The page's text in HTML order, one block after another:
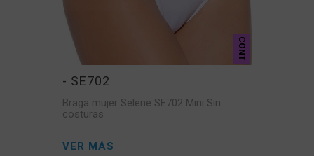
CONT
- SE702
Braga mujer Selene SE702 Mini Sin
costuras
VER MÁS